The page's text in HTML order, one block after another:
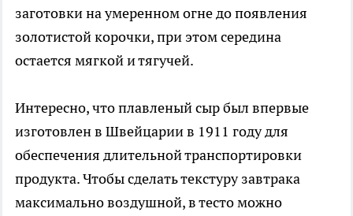
заготовки на умеренном огне до появления
золотистой корочки, при этом середина
остается мягкой и тягучей.
Интересно, что плавленый сыр был впервые
изготовлен в Швейцарии в 1911 году для
обеспечения длительной транспортировки
продукта. Чтобы сделать текстуру завтрака
максимально воздушной, в тесто можно